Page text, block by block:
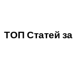
ТОП Статей за